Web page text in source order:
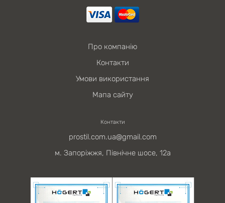
Про компанію
Контакти
Умови використання
Мапа сайту
Контакти
prostil.com.ua@gmail.com
м. Запоріжжя, Північне шосе, 12а